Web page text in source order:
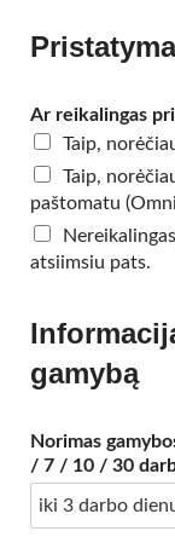
Ar reikalingas
Taip,
Taip,
paštomatu
atsiimsiu pats.
gamybą
Norimas
/ 7 / 10 / 30